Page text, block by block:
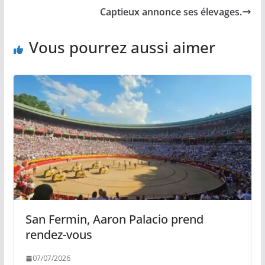
p
e
Captieux annonce ses élevages.
Vous pourrez aussi aimer
San Fermin, Aaron Palacio prend
rendez-vous
07/07/2026